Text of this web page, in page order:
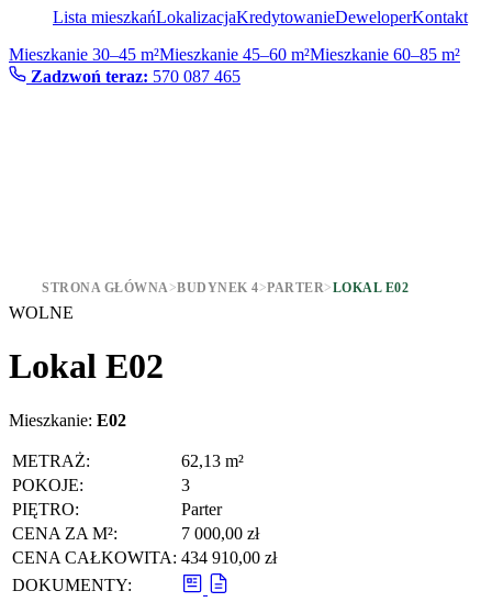
Lista mieszkańLokalizacjaKredytowanieDeweloperKontakt
Mieszkanie 30–45 m²Mieszkanie 45–60 m²Mieszkanie 60–85 m²
Zadzwoń teraz: 570 087 465
STRONA GŁÓWNA>BUDYNEK 4>PARTER>LOKAL E02
WOLNE
Lokal E02
Mieszkanie: E02
METRAŻ:
62,13 m²
POKOJE:
3
PIĘTRO:
Parter
CENA ZA M²:
7 000,00 zł
CENA CAŁKOWITA: 434 910,00 zł
DOKUMENTY: